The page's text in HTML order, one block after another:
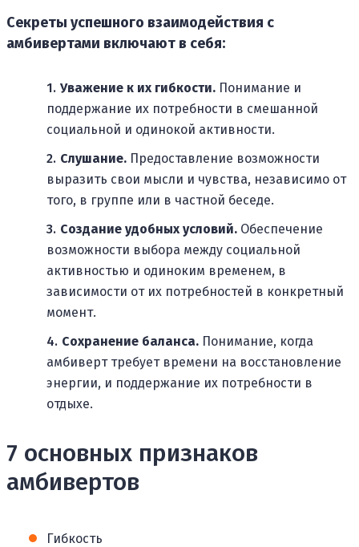
Секреты успешного взаимодействия с
амбивертами включают в себя:
Уважение к их гибкости. Понимание и
поддержание их потребности в смешанной
социальной и одинокой активности.
Слушание. Предоставление возможности
выразить свои мысли и чувства, независимо от
того, в группе или в частной беседе.
Создание удобных условий. Обеспечение
возможности выбора между социальной
активностью и одиноким временем, в
зависимости от их потребностей в конкретный
момент.
Сохранение баланса. Понимание, когда
амбиверт требует времени на восстановление
энергии, и поддержание их потребности в
отдыхе.
7 основных признаков
амбивертов
Гибкость